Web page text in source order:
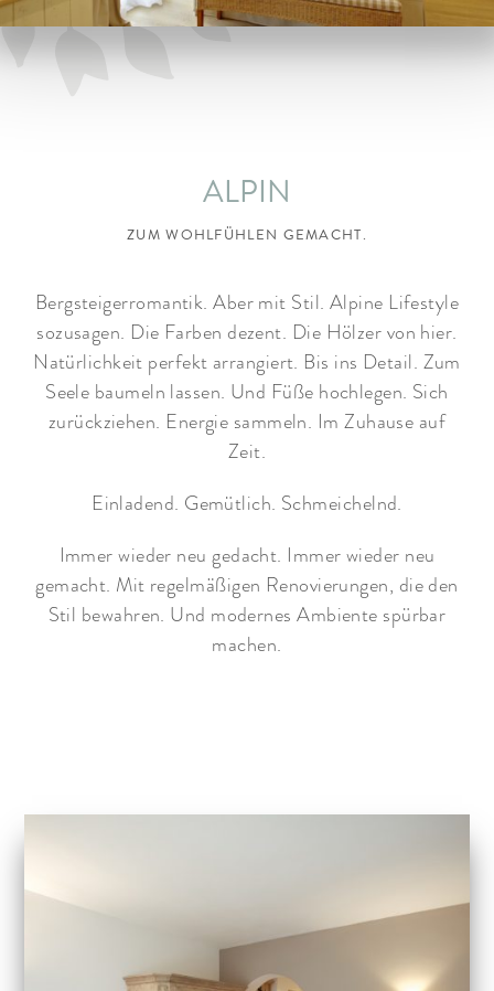
ARRANGEMENTS
ALPIN
ZUM WOHLFÜHLEN GEMACHT.
Bergsteigerromantik. Aber mit Stil. Alpine Lifestyle
sozusagen. Die Farben dezent. Die Hölzer von hier.
Natürlichkeit perfekt arrangiert. Bis ins Detail. Zum
Seele baumeln lassen. Und Füße hochlegen. Sich
zurückziehen. Energie sammeln. Im Zuhause auf
Zeit.
Einladend. Gemütlich. Schmeichelnd.
Immer wieder neu gedacht. Immer wieder neu
gemacht. Mit regelmäßigen Renovierungen, die den
Stil bewahren. Und modernes Ambiente spürbar
machen.